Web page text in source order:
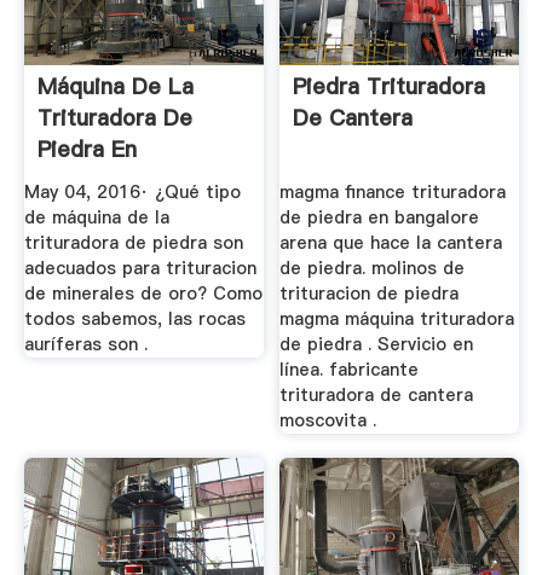
Máquina De La
Trituradora De
Piedra En
Trituracion De ...
May 04, 2016· ¿Qué tipo
de máquina de la
trituradora de piedra son
adecuados para trituracion
de minerales de oro? Como
todos sabemos, las rocas
auríferas son .
Piedra Trituradora
De Cantera
magma finance trituradora
de piedra en bangalore
arena que hace la cantera
de piedra. molinos de
trituracion de piedra
magma máquina trituradora
de piedra . Servicio en
línea. fabricante
trituradora de cantera
moscovita .